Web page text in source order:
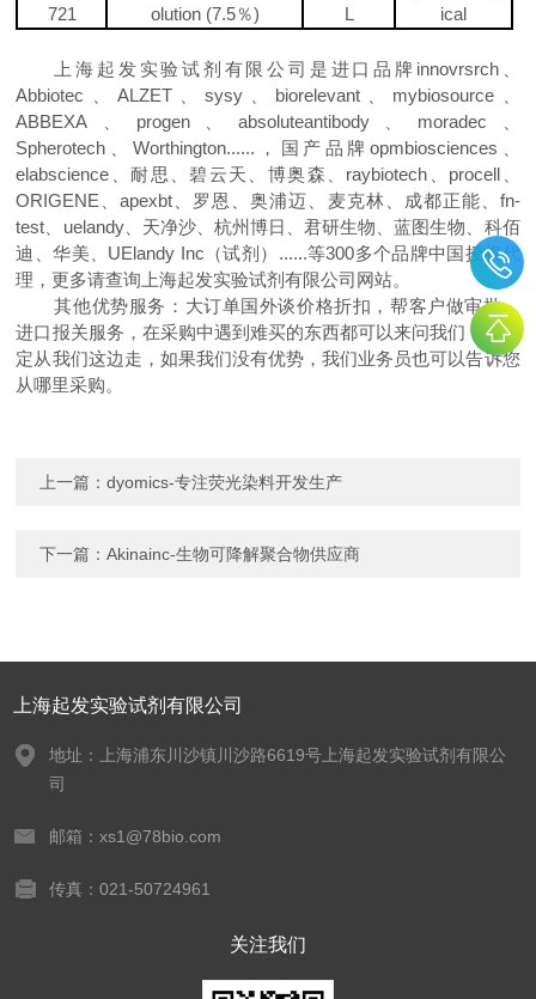
721
olution (7.5％)
L
ical
上海起发实验试剂有限公司是进口品牌 innovrsrch、
Abbiotec
ALZET、 sysy、 biorelevant mybiosource
ABBEXA
progen、 absoluteantibody、 moradec
Spherotech
Worthington...... ，国产品牌 opmbiosciences
elabscience 、耐思、碧云天、博奥森、 raybiotech procell
ORIGENE 、apexbt 、罗恩、奥浦迈、麦克林、成都正能、 fn-
test
uelandy、天净沙、杭州博日、君研生物、蓝图生物、科佰
迪、华美、 UElandy Inc （试剂） ......等300多个品牌中国授权代
理，更多请查询上海起发实验试剂有限公司网站。
其他优势服务：大订单国外谈价格折扣，帮客户做审批，
进口报关服务，在采购中遇到难买的东西都可以来问我们，不一
定从我们这边走，如果我们没有优势，我们业务员也可以告诉您
从哪里采购。
上一篇：dyomics-专注荧光染料开发生产
下一篇：Akinainc-生物可降解聚合物供应商
上海起发实验试剂有限公司
地址：上海浦东川沙镇川沙路6619号上海起发实验试剂有限公
司
邮箱：xs1@78bio.com
传真：021-50724961
关注我们